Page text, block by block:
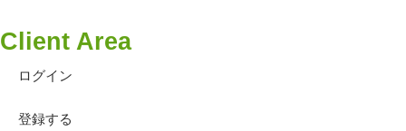
Client Area
ログイン
登録する